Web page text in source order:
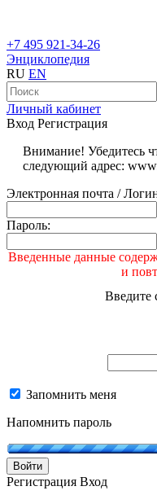
+7 495 921-34-26
Энциклопедия
RU EN
Личный кабинет
Вход Регистрация
Внимание! Убедитесь
следующий адрес:
Электронная почта /
Пароль:
Введенные данные
и
Введите
Запомнить меня
Напомнить пароль
Войти
Регистрация Вход